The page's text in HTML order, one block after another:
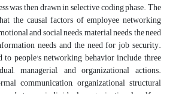
was then drawn in selective coding phase. The
the causal factors of employee networking
and social needs, material needs, the need
needs and the need for job security.
to people's networking behavior include three
managerial, and organizational actions.
communication, organizational structural